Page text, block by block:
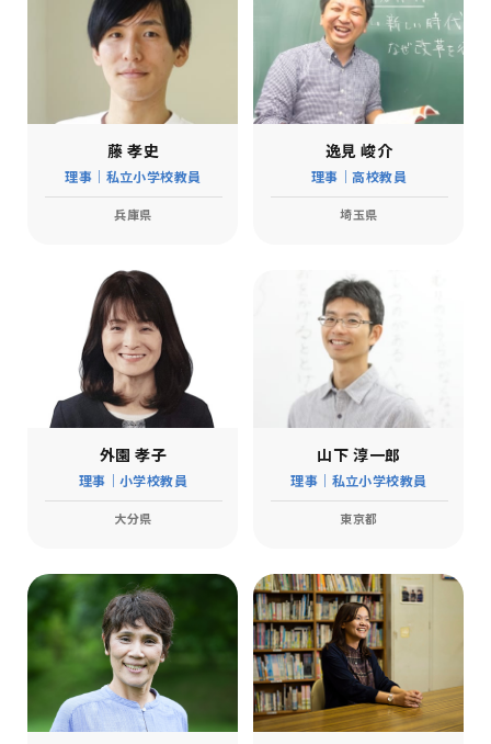
藤 孝史
理事｜私立小学校教員
兵庫県
逸見 峻介
理事｜高校教員
埼玉県
外園 孝子
理事｜小学校教員
大分県
山下 淳一郎
理事｜私立小学校教員
東京都